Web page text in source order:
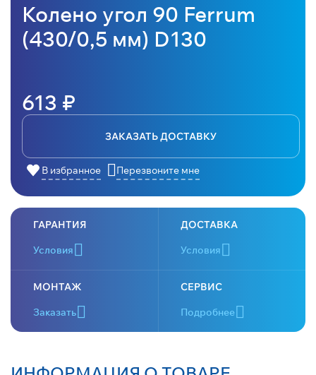
Колено угол 90 Ferrum
(430/0,5 мм) D130
613 ₽
ЗАКАЗАТЬ ДОСТАВКУ
В избранное Перезвоните мне
ГАРАНТИЯ
Условия
ДОСТАВКА
Условия
МОНТАЖ
Заказать
СЕРВИС
Подробнее